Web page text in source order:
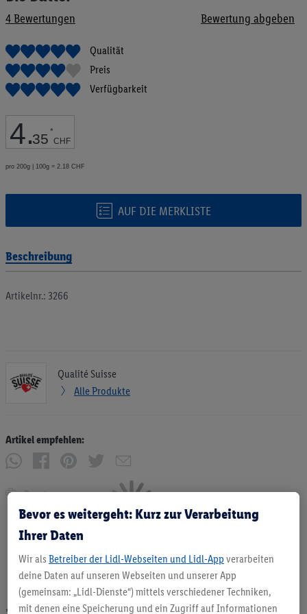
4Bewertungen Bewertung abgeben
Qualität
Preis
Verfügbarkeit
4.35 *
CHF
pro 200g | 100g = 2.18 CHF
AUF DIE MERKLISTE
springen
Beschreibung
Artikelnr.: 3266
Qualité Suisse
Alle Produkte
Artikel empfehlen:
Drucken
Bevor es weitergeht: Kurz zur Verarbeitung
Ihrer Daten
Wir als Betreiber der Lidl-Webseiten und Lidl-App verarbeiten
deine Daten auf unseren Webseiten und unserer App
(gemeinsam: „Lidl-Dienste“) mittels verschiedener Techniken,
mit denen eine Speicherung und ein Zugriff auf Informationen